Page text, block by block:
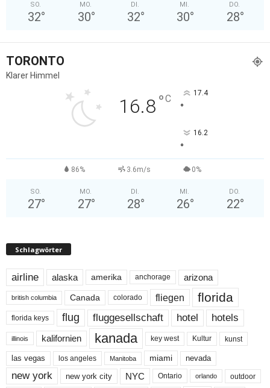
SO.
32°
MO.
30°
DI.
32°
MI.
30°
DO.
28°
TORONTO
Klarer Himmel
16.8°C 17.4
°
16.2
°
86% 3.6m/s 0%
SO.
27°
MO.
27°
DI.
28°
MI.
26°
DO.
22°
Schlagwörter
airline alaska amerika anchorage arizona
british columbia Canada colorado fliegen florida
florida keys flug fluggesellschaft hotel hotels
illinois kalifornien kanada key west Kultur kunst
las vegas los angeles Manitoba miami nevada
new york new york city NYC Ontario orlando outdoor